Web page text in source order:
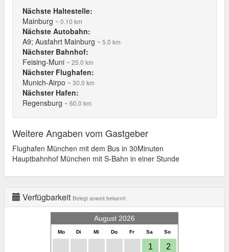
Nächste Haltestelle:
Mainburg ~ 0.10 km
Nächste Autobahn:
A9; Ausfahrt Mainburg ~ 5.0 km
Nächster Bahnhof:
Feising-Muni ~ 25.0 km
Nächster Flughafen:
Munich-Airpo ~ 30.0 km
Nächster Hafen:
Regensburg ~ 60.0 km
Weitere Angaben vom Gastgeber
Flughafen München mit dem Bus in 30Minuten
Hauptbahnhof München mit S-Bahn in einer Stunde
Verfügbarkeit Belegt soweit bekannt
August 2026
Mo Di Mi Do Fr Sa So
1 2